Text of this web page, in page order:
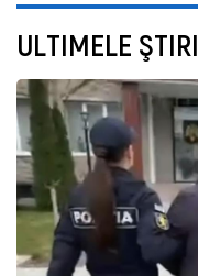
ULTIMELE ŞTIRI